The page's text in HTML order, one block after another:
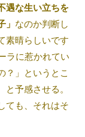
遇な生い立ちを
」 なのか判断し
素晴らしいです
ラに惹かれてい
？」というとこ
予感させる。
ても、それはそ